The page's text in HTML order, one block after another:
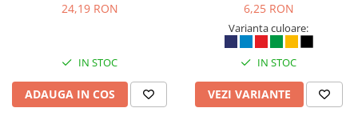
Foarfece pentru birou
Produse Antibacteriene
Articole pentru baie
Articole pentru bucatarie
24,19 RON
IN STOC
ADAUGA IN COS
6,25 RON
Varianta culoare:
IN STOC
VEZI VARIANTE